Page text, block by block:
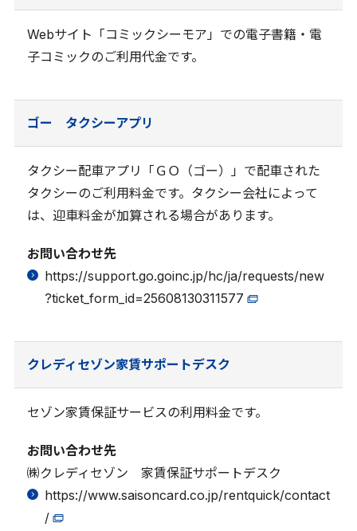
Webサイト「コミックシーモア」での電子書籍・電
子コミックのご利用代金です。
ゴー タクシーアプリ
タクシー配車アプリ「ＧＯ（ゴー）」で配車された
タクシーのご利用料金です。タクシー会社によって
は、迎車料金が加算される場合があります。
お問い合わせ先
https://support.go.goinc.jp/hc/ja/requests/new
?ticket_form_id=25608130311577
クレディセゾン家賃サポートデスク
セゾン家賃保証サービスの利用料金です。
お問い合わせ先
㈱クレディセゾン 家賃保証サポートデスク
https://www.saisoncard.co.jp/rentquick/contact
/